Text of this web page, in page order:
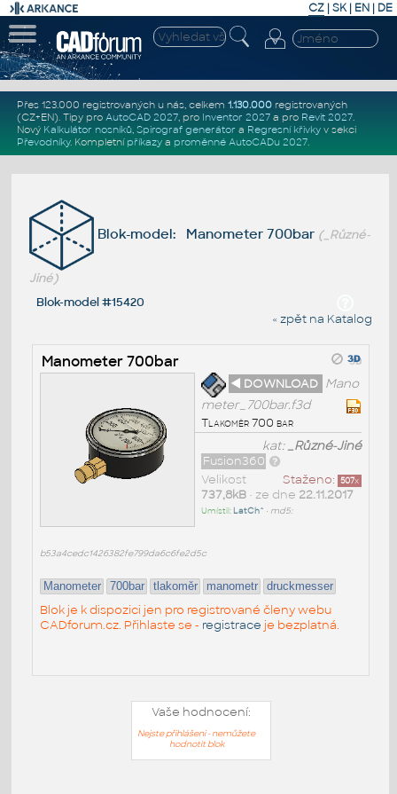
CZ | SK| EN | DE
Přes 123.000 registrovaných u nás, celkem 1.130.000registrovaných
(CZ+EN). Tipy pro AutoCAD 2027, pro Inventor 2027a pro Revit 2027.
Nový Kalkulátor nosníků, Spirograf generátor a Regresní křivkyv sekci
Převodníky. Kompletní příkazya proměnné AutoCADu 2027.
Blok-model: Manometer 700bar (_Různé-
Jiné)
Blok-model #15420
« zpět na Katalog
Manometer 700bar
◄ DOWNLOAD Mano
meter_700bar.f3d
Tlakoměr 700 bar
kat:_Různé-Jiné
Fusion360
Staženo: 507x
Velikost
737,8kB• ze dne 22.11.2017
Umístil: LatCh^ • md5:
b53a4cedc1426382fe799da6c6fe2d5c
Manometer 700bar tlakoměr manometr druckmesser
Blok je k dispozici jen pro registrované členy webu
CADforum.cz. Přihlaste se - registrace je bezplatná.
Vaše hodnocení:
Nejste přihlášeni - nemůžete
hodnotit blok